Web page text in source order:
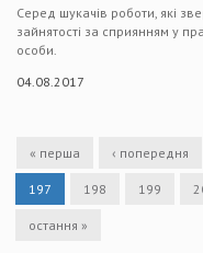
Серед шукачів роботи, які
зайнятості за сприянням у
особи.
04.08.2017
« перша ‹ попередня
197 198 199
остання »